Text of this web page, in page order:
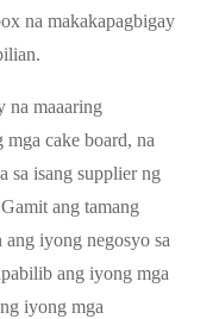
na makakapagbigay
na maaaring
cake board, na
sa isang supplier ng
ang tamang
iyong negosyo sa
ang iyong mga
iyong mga